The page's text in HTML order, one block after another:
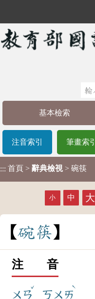
基本檢索
注音索引 筆畫索引
::: 首頁 > 辭典檢視 > 碗筷
小 中 大
碗筷
注 音
ㄨㄢ
ˇ
ㄎㄨㄞ
ˋ